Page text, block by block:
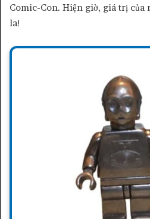
Comic-Con. Hiện giờ, giá trị của
la!